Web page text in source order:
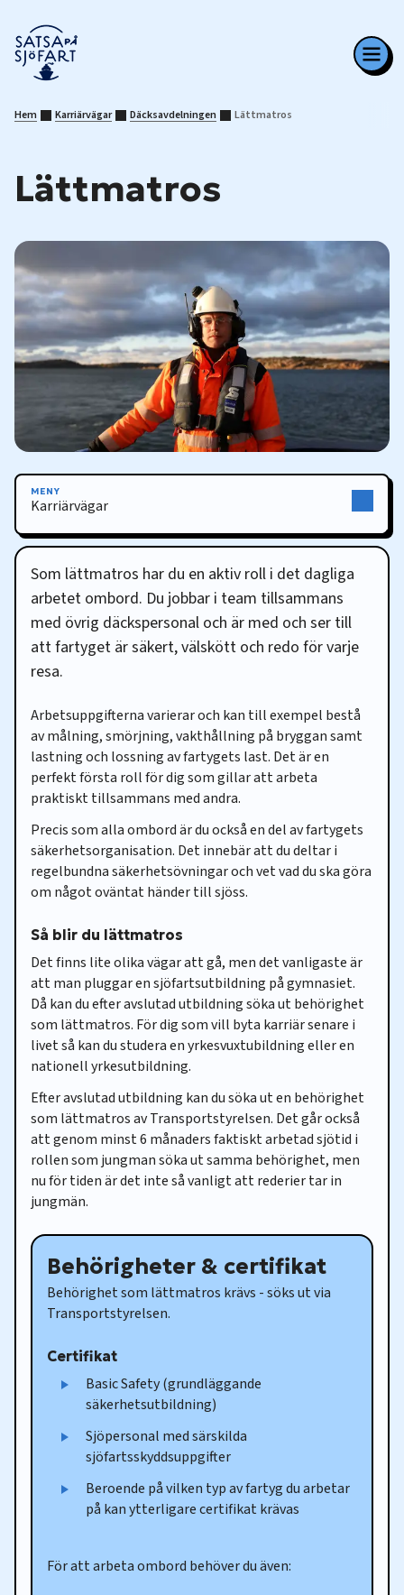
Hem Karriärvägar Däcksavdelningen Lättmatros
Lättmatros
Som lättmatros har du en aktiv roll i det dagliga
arbetet ombord. Du jobbar i team tillsammans
med övrig däckspersonal och är med och ser till
att fartyget är säkert, välskött och redo för varje
resa.
Arbetsuppgifterna varierar och kan till exempel bestå
av målning, smörjning, vakthållning på bryggan samt
lastning och lossning av fartygets last. Det är en
perfekt första roll för dig som gillar att arbeta
praktiskt tillsammans med andra.
Precis som alla ombord är du också en del av fartygets
säkerhetsorganisation. Det innebär att du deltar i
regelbundna säkerhetsövningar och vet vad du ska göra
om något oväntat händer till sjöss.
Så blir du lättmatros
Det finns lite olika vägar att gå, men det vanligaste är
att man pluggar en sjöfartsutbildning på gymnasiet.
Då kan du efter avslutad utbildning söka ut behörighet
som lättmatros. För dig som vill byta karriär senare i
livet så kan du studera en yrkesvuxtubildning eller en
nationell yrkesutbildning.
Efter avslutad utbildning kan du söka ut en behörighet
som lättmatros av Transportstyrelsen. Det går också
att genom minst 6 månaders faktiskt arbetad sjötid i
rollen som jungman söka ut samma behörighet, men
nu för tiden är det inte så vanligt att rederier tar in
jungmän.
Behörigheter & certifikat
Behörighet som lättmatros krävs - söks ut via
Transportstyrelsen.
Certifikat
Basic Safety (grundläggande
säkerhetsutbildning)
Sjöpersonal med särskilda
sjöfartsskyddsuppgifter
Beroende på vilken typ av fartyg du arbetar
på kan ytterligare certifikat krävas
För att arbeta ombord behöver du även:
MENY
Karriärvägar
Karriärvägar